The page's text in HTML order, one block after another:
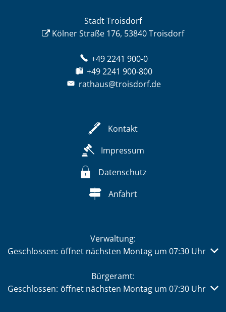
Stadt Troisdorf
Kölner Straße 176, 53840 Troisdorf
+49 2241 900-0
+49 2241 900-800
rathaus@troisdorf.de
Kontakt
Impressum
Datenschutz
Anfahrt
Verwaltung:
Klicken, um weitere Öffnungs- oder Schließzeiten
Geschlossen: öffnet nächsten Montag um 07:30 Uhr
Bürgeramt:
Klicken, um weitere Öffnungs- oder Schließzeiten
Geschlossen: öffnet nächsten Montag um 07:30 Uhr